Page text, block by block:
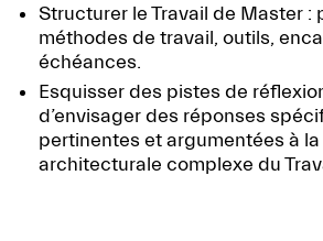
Structurer le Travail de Master :
méthodes de travail, outils,
échéances.
Esquisser des pistes de
d’envisager des réponses
pertinentes et argumentées à
architecturale complexe du